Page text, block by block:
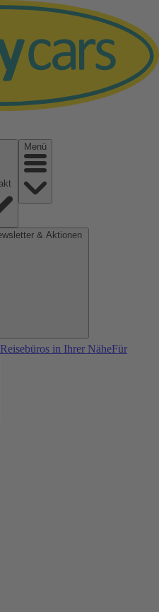
Menü
Reisebüros in Ihrer NäheFür